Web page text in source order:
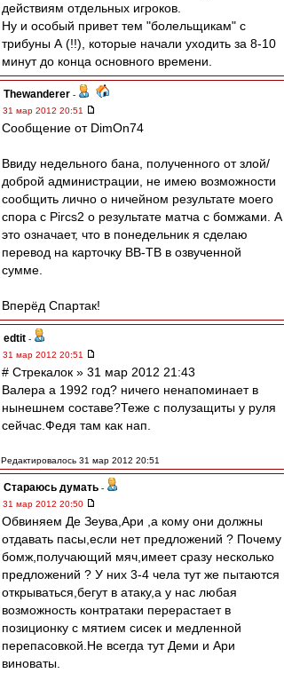
действиям отдельных игроков.
Ну и особый привет тем "болельщикам" с
трибуны А (!!), которые начали уходить за 8-10
минут до конца основного времени.
Thewanderer -
31 мар 2012 20:51
Сообщение от DimOn74
Ввиду недельного бана, полученного от злой/
доброй администрации, не имею возможности
сообщить лично о ничейном результате моего
спора с Pircs2 о результате матча с бомжами. А
это означает, что в понедельник я сделаю
перевод на карточку ВВ-ТВ в озвученной
сумме.
Вперёд Спартак!
edtit -
31 мар 2012 20:51
# Стрекалок » 31 мар 2012 21:43
Валера а 1992 год? ничего ненапоминает в
нынешнем составе?Теже с полузащиты у руля
сейчас.Федя там как нап.
Редактировалось 31 мар 2012 20:51
Стараюсь думать -
31 мар 2012 20:50
Обвиняем Де Зеува,Ари ,а кому они должны
отдавать пасы,если нет предложений ? Почему
бомж,получающий мяч,имеет сразу несколько
предложений ? У них 3-4 чела тут же пытаются
открываться,бегут в атаку,а у нас любая
возможность контратаки перерастает в
позиционку с мятием сисек и медленной
перепасовкой.Не всегда тут Деми и Ари
виноваты.